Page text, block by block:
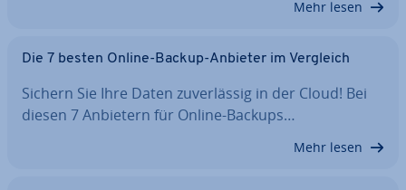
Mehr lesen
Die 7 besten Online-Backup-Anbieter im Vergleich
Sichern Sie Ihre Daten zu­ver­läs­sig in der Cloud! Bei
diesen 7 Anbietern für Online-Backups…
Mehr lesen